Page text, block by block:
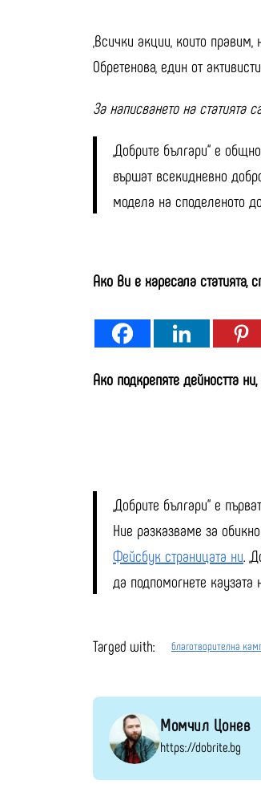
„Всички акции, които
Обретенова, един от
За написването на статията
„Добрите българи“ е
вършат всекидневно
модела на споделеното
Ако Ви е харесала статията,
Ако подкрепяте дейността
„Добрите българи“ е
Ние разказваме за
Фейсбук страницата ни.
да подпомогнете
Тагged with: благотворителна
Момчил Цонев
https://dobrite.bg